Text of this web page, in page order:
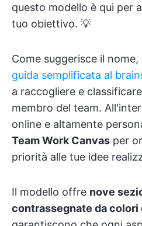
questo modello è qui per
tuo obiettivo. 💡
Come suggerisce il
guida semplificata al
a raccogliere e
membro del team.
online e altamente
Team Work Canvas per
priorità alle tue idee
Il modello offre nove
contrassegnate da colori